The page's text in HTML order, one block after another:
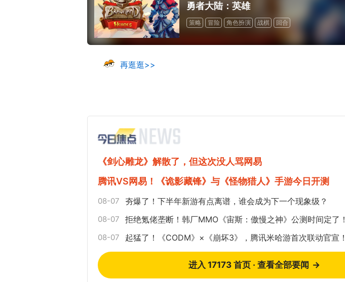
勇者大陆：英雄
策略 冒险 角色扮演 战棋 回合
再逛逛>>
《剑心雕龙》解散了，但这次没人骂网易
腾讯VS网易！《诡影藏锋》与《怪物猎人》手游今日开测
08-07 夯爆了！下半年新游有点离谱，谁会成为下一个现象级？
08-07 拒绝氪佬垄断！韩厂MMO《宙斯：傲慢之神》公测时间定了！
08-07 起猛了！《CODM》×《崩坏3》，腾讯米哈游首次联动官宣！
进入 17173 首页 · 查看全部要闻 →